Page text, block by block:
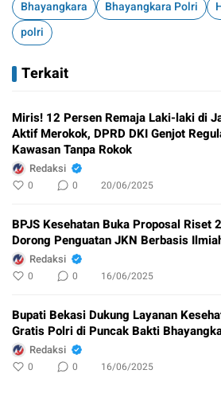
Bhayangkara Bhayangkara Polri
polri
Terkait
Miris! 12 Persen Remaja Laki-laki di
Aktif Merokok, DPRD DKI Genjot
Kawasan Tanpa Rokok
Redaksi
0 0 20/06/2025
BPJS Kesehatan Buka Proposal Riset
Dorong Penguatan JKN Berbasis
Redaksi
0 0 16/06/2025
Bupati Bekasi Dukung Layanan
Gratis Polri di Puncak Bakti
Redaksi
0 0 16/06/2025